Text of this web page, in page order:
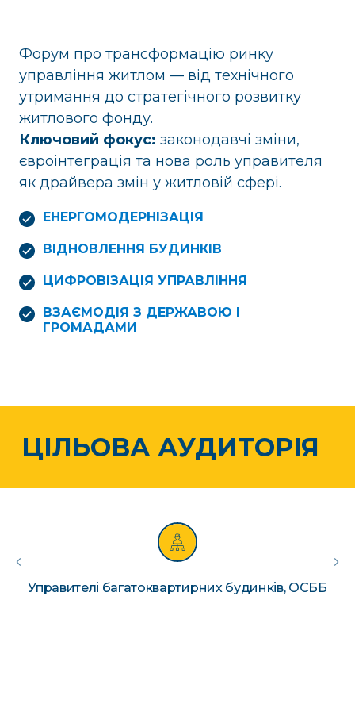
Форум про трансформацію ринку
управління житлом — від технічного
утримання до стратегічного розвитку
житлового фонду.
Ключовий фокус: законодавчі зміни,
євроінтеграція та нова роль управителя
як драйвера змін у житловій сфері.
ЕНЕРГОМОДЕРНІЗАЦІЯ
ВІДНОВЛЕННЯ БУДИНКІВ
ЦИФРОВІЗАЦІЯ УПРАВЛІННЯ
ВЗАЄМОДІЯ З ДЕРЖАВОЮ І
ГРОМАДАМИ
ЦІЛЬОВА АУДИТОРІЯ
самоврядування